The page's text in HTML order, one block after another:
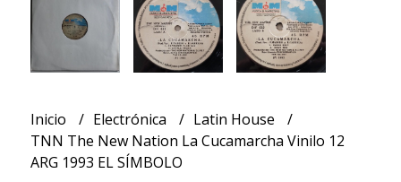
Inicio Electrónica
Latin House
TNN The New Nation La Cucamarcha Vinilo 12
ARG 1993 EL SÍMBOLO